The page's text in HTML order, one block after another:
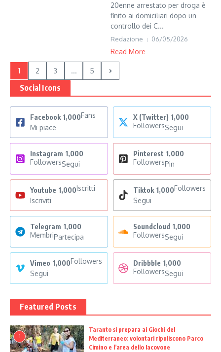
20enne arrestato per droga è
finito ai domiciliari dopo un
controllo dei C...
Redazione 06/05/2026
Read More
1 2 3 ... 5
Social Icons
Facebook 1,000Fans
Mi piace
X (Twitter) 1,000
FollowersSegui
Instagram 1,000
FollowersSegui
Pinterest 1,000
FollowersPin
Youtube 1,000Iscritti
Iscriviti
Tiktok 1,000Followers
Segui
Telegram 1,000
MembriPartecipa
Soundcloud 1,000
FollowersSegui
Vimeo 1,000Followers
Segui
Dribbble 1,000
FollowersSegui
Featured Posts
1
Taranto si prepara ai Giochi del
Mediterraneo: volontari ripuliscono Parco
Cimino e l’area dello Iacovone